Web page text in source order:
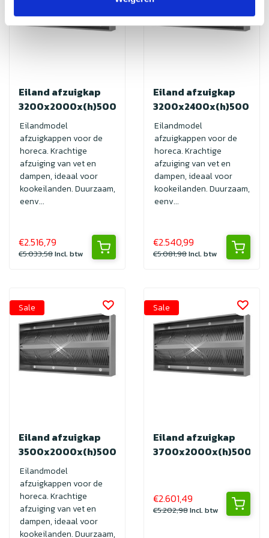
Eiland afzuigkap
3200x2000x(h)500
Eilandmodel
afzuigkappen voor de
horeca. Krachtige
afzuiging van vet en
dampen, ideaal voor
kookeilanden. Duurzaam,
eenv...
€2.516,79
€5.033,58Incl. btw
Eiland afzuigkap
3200x2400x(h)500
Eilandmodel
afzuigkappen voor de
horeca. Krachtige
afzuiging van vet en
dampen, ideaal voor
kookeilanden. Duurzaam,
eenv...
€2.540,99
€5.081,98Incl. btw
Eiland afzuigkap
3500x2000x(h)500
Eilandmodel
afzuigkappen voor de
horeca. Krachtige
afzuiging van vet en
dampen, ideaal voor
kookeilanden. Duurzaam,
Sale
Eiland afzuigkap
3700x2000x(h)500
€2.601,49
€5.202,98Incl. btw
Sale